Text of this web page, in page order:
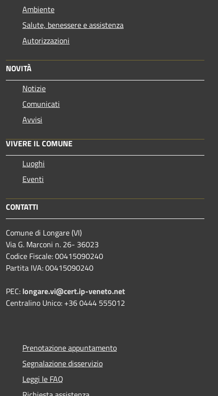
Ambiente
Salute, benessere e assistenza
Autorizzazioni
NOVITÀ
Notizie
Comunicati
Avvisi
VIVERE IL COMUNE
Luoghi
Eventi
CONTATTI
Comune di Longare (VI)
Via G. Marconi n. 26- 36023
Codice Fiscale: 00415090240
Partita IVA: 00415090240
PEC: longare.vi@cert.ip-veneto.net
Centralino Unico: +36 0444 555012
Prenotazione appuntamento
Segnalazione disservizio
Leggi le FAQ